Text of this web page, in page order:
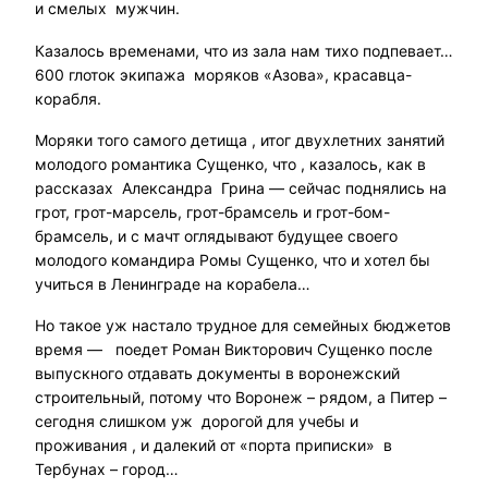
и смелых мужчин.
Казалось временами, что из зала нам тихо подпевает…
600 глоток экипажа моряков «Азова», красавца-
корабля.
Моряки того самого детища , итог двухлетних занятий
молодого романтика Сущенко, что , казалось, как в
рассказах Александра Грина — сейчас поднялись на
грот, грот-марсель, грот-брамсель и грот-бом-
брамсель, и с мачт оглядывают будущее своего
молодого командира Ромы Сущенко, что и хотел бы
учиться в Ленинграде на корабела…
Но такое уж настало трудное для семейных бюджетов
время — поедет Роман Викторович Сущенко после
выпускного отдавать документы в воронежский
строительный, потому что Воронеж – рядом, а Питер –
сегодня слишком уж дорогой для учебы и
проживания , и далекий от «порта приписки» в
Тербунах – город…